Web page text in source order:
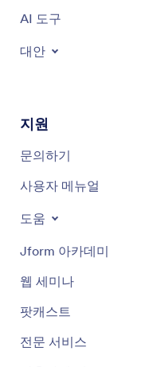
AI 도구
대안
지원
문의하기
사용자 메뉴얼
도움
Jform 아카데미
웹 세미나
팟캐스트
전문 서비스